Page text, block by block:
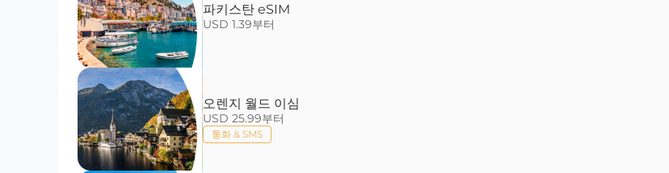
파키스탄 eSIM
USD 1.39부터
오렌지 월드 이심
USD 25.99부터
통화 & SMS